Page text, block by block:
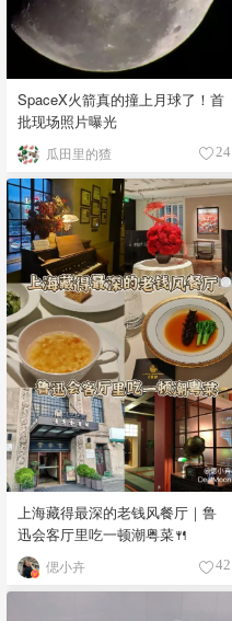
SpaceX火箭真的撞上月球了！首
批现场照片曝光
瓜田里的猹 24
上海藏得最深的老钱风餐厅｜鲁
迅会客厅里吃一顿潮粤菜🍴
偲小卉 42